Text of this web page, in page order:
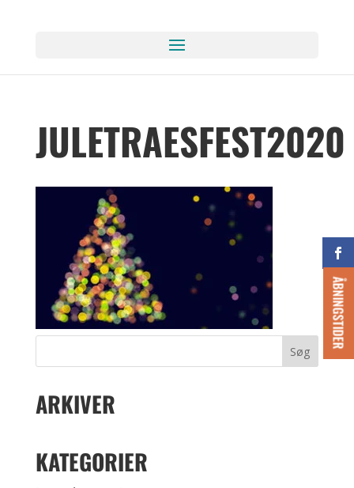
ÅBNINGSTIDER
JULETRAESFEST2020
ARKIVER
KATEGORIER